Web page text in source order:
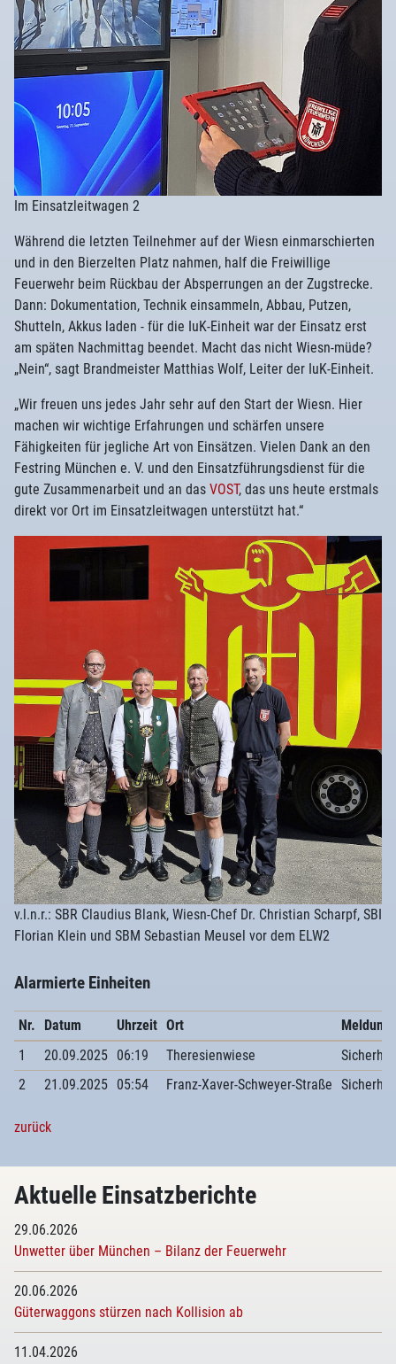
Im Einsatzleitwagen 2
Während die letzten Teilnehmer auf der Wiesn einmarschierten
und in den Bierzelten Platz nahmen, half die Freiwillige
Feuerwehr beim Rückbau der Absperrungen an der Zugstrecke.
Dann: Dokumentation, Technik einsammeln, Abbau, Putzen,
Shutteln, Akkus laden - für die IuK-Einheit war der Einsatz erst
am späten Nachmittag beendet. Macht das nicht Wiesn-müde?
„Nein“, sagt Brandmeister Matthias Wolf, Leiter der IuK-Einheit.
„Wir freuen uns jedes Jahr sehr auf den Start der Wiesn. Hier
machen wir wichtige Erfahrungen und schärfen unsere
Fähigkeiten für jegliche Art von Einsätzen. Vielen Dank an den
Festring München e. V. und den Einsatzführungsdienst für die
gute Zusammenarbeit und an das VOST, das uns heute erstmals
direkt vor Ort im Einsatzleitwagen unterstützt hat.“
v.l.n.r.: SBR Claudius Blank, Wiesn-Chef Dr. Christian Scharpf, SBI
Florian Klein und SBM Sebastian Meusel vor dem ELW2
Alarmierte Einheiten
Nr. Datum Uhrzeit Ort
Meldung
1
20.09.2025 06:19 Theresienwiese
2
21.09.2025 05:54 Franz-Xaver-Schweyer-Straße
zurück
Aktuelle Einsatzberichte
29.06.2026
Unwetter über München – Bilanz der Feuerwehr
20.06.2026
Güterwaggons stürzen nach Kollision ab
11.04.2026